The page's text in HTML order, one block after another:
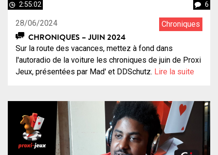
2:55:02 6
28/06/2024 Chroniques
CHRONIQUES – JUIN 2024
Sur la route des vacances, mettez à fond dans
l'autoradio de la voiture les chroniques de juin de Proxi
Jeux, présentées par Mad' et DDSchutz. Lire la suite